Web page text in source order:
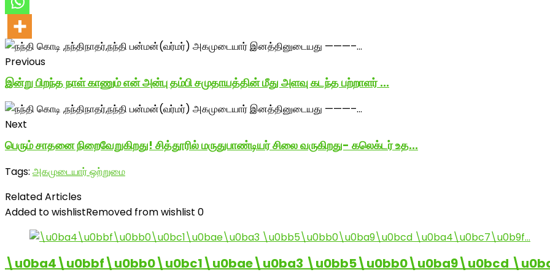
Previous
இன்று பிறந்த நாள் காணும் என் அன்பு தம்பி சமுதாயத்தின் மீது அளவு கடந்த பற்றாளர் ...
Next
பெரும் சாதனை நிறைவேறுகிறது! சித்தூரில் மருதுபாண்டியர் சிலை வருகிறது- கலெக்டர் உத...
Tags: அகமுடையார் ஒற்றுமை
Related Articles
Added to wishlistRemoved from wishlist 0
\u0ba4\u0bbf\u0bb0\u0bc1\u0bae\u0ba3 \u0bb5\u0bb0\u0ba9\u0bcd